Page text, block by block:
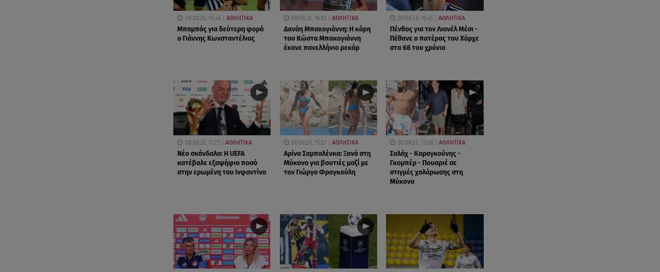
09.08.26, 10:46 ΑΘΛΗΤΙΚΑ
Μπαμπάς για δεύτερη φορά
ο Γιάννης Κωνσταντέλιας
08.08.26, 16:52 ΑΘΛΗΤΙΚΑ
Δανάη Μπακογιάννη: Η κόρη
του Κώστα Μπακογιάννη
έκανε πανελλήνιο ρεκόρ
08.08.26, 16:45 ΑΘΛΗΤΙΚΑ
Πένθος για τον Λιονέλ Μέσι -
Πέθανε ο πατέρας του Χόρχε
στα 68 του χρόνια
08.08.26, 11:23 ΑΘΛΗΤΙΚΑ
Νέο σκάνδαλο: Η UEFA
κατέβαλε εξαψήφιο ποσό
στην ερωμένη του Ινφαντίνο
06.08.26, 15:22 ΑΘΛΗΤΙΚΑ
Αρίνα Σαμπαλένκα: Ξανά στη
Μύκονο για βουτιές μαζί με
τον Γιώργο Φραγκούλη
05.08.26, 13:06 ΑΘΛΗΤΙΚΑ
Σαλάχ - Καραγκούνης -
Γκομπέρ - Πουαριέ σε
στιγμές χαλάρωσης στη
Μύκονο